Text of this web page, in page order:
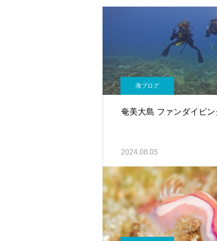
海ブログ
奄美大島 ファンダイビ
2024.08.05